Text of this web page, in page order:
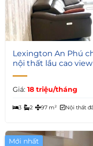
5
Lexington An Phú
nội thất lầu cao
Giá: 18 triệu/tháng
3 2 97 m² Nội thất
Mới nhất Giá Tốt